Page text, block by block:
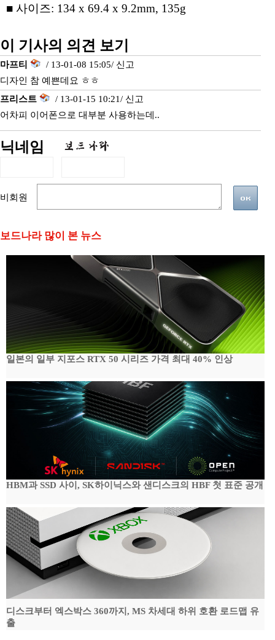
■ 사이즈: 134 x 69.4 x 9.2mm, 135g
이 기사의 의견 보기
마프티 / 13-01-08 15:05/ 신고
디자인 참 예쁜데요 ㅎㅎ
프리스트
/ 13-01-15 10:21/ 신고
어차피 이어폰으로 대부분 사용하는데..
닉네임
비회원
보드나라 많이 본 뉴스
일본의 일부 지포스 RTX 50 시리즈 가격 최대 40% 인상
HBM과 SSD 사이, SK하이닉스와 샌디스크의 HBF 첫 표준 공개
디스크부터 엑스박스 360까지, MS 차세대 하위 호환 로드맵 유
출